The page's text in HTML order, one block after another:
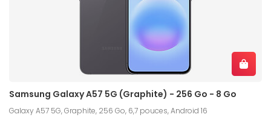
Samsung Galaxy A57 5G (Graphite) - 256 Go - 8 Go
Galaxy A57 5G, Graphite, 256 Go, 6,7 pouces, Android 16